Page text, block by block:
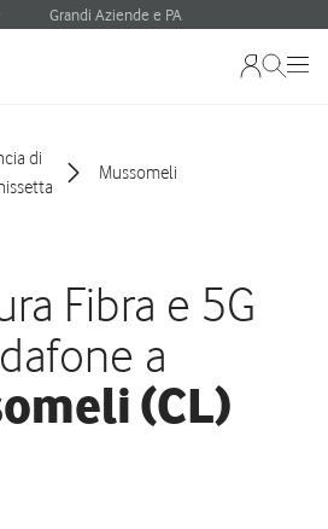
Grandi Aziende e PA
di
Mussomeli
Fibra e 5G
a
(CL)